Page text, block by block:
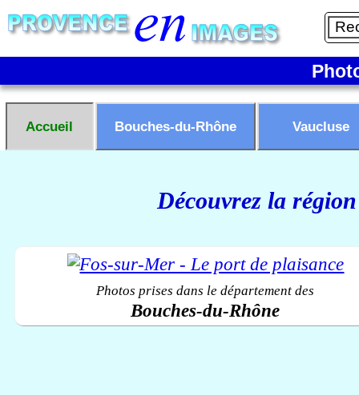
Accueil Bouches-du-Rhône Vaucluse
Découvrez la
Photos prises dans le département des
Bouches-du-Rhône